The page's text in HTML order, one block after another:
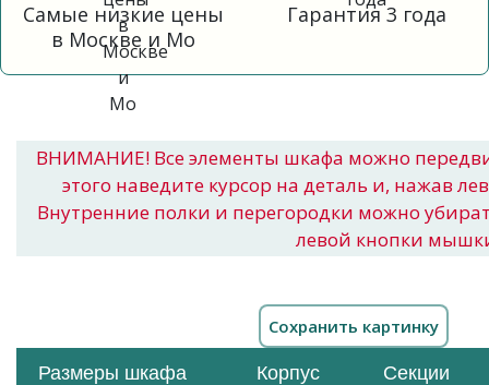
Самые низкие цены
в Москве и Мо
Гарантия 3 года
ВНИМАНИЕ! Все элементы шкафа можно
этого наведите курсор на деталь и, нажав
Внутренние полки и перегородки можно
левой кнопки
Размеры шкафа Корпус Секции